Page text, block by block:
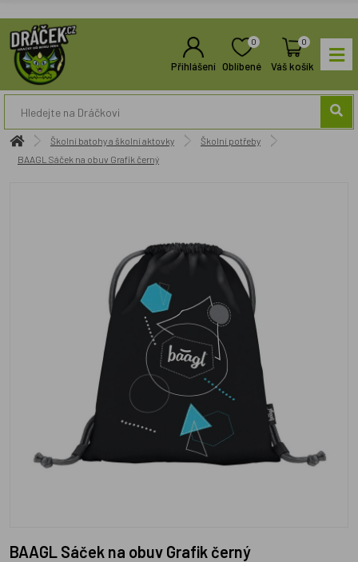
Přihlášení
0
Oblíbené
0
Váš košík
Školní batohy a školní aktovky
Školní potřeby
BAAGL Sáček na obuv Grafik černý
BAAGL Sáček na obuv Grafik černý